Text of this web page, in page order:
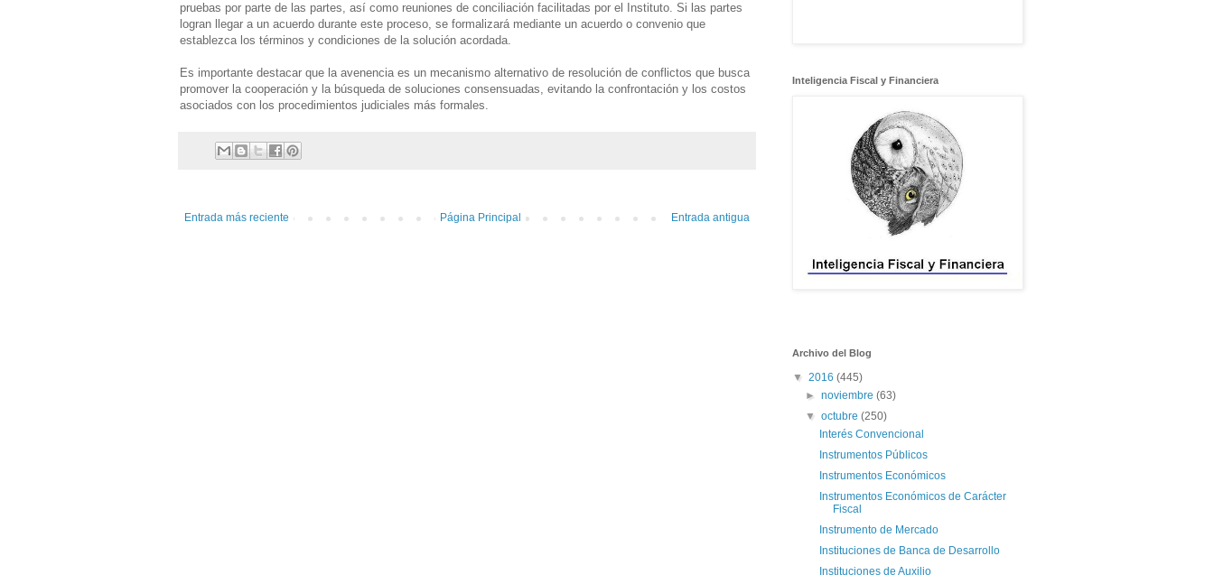
pruebas por parte de las partes, así como reuniones de conciliación facilitadas por el Instituto. Si las partes
logran llegar a un acuerdo durante este proceso, se formalizará mediante un acuerdo o convenio que
establezca los términos y condiciones de la solución acordada.
Es importante destacar que la avenencia es un mecanismo alternativo de resolución de conflictos que busca
promover la cooperación y la búsqueda de soluciones consensuadas, evitando la confrontación y los costos
asociados con los procedimientos judiciales más formales.
Entrada más reciente Entrada antigua
Página Principal
Inteligencia Fiscal y Financiera
Archivo del Blog
▼ 2016 (445)
►noviembre(63)
▼octubre(250)
Interés Convencional
Instrumentos Públicos
Instrumentos Económicos
Instrumentos Económicos de Carácter
Fiscal
Instrumento de Mercado
Instituciones de Banca de Desarrollo
Instituciones de Auxilio